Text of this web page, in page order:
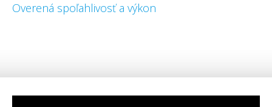
Overená spoľahlivosť a výkon